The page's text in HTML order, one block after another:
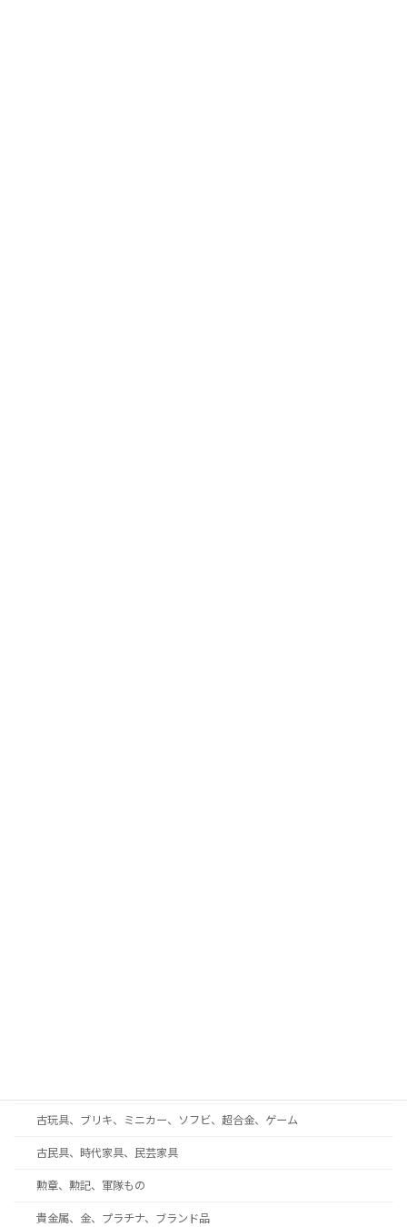
古玩具、ブリキ、ミニカー、ソフビ、超合金、ゲーム
古民具、時代家具、民芸家具
勲章、勲記、軍隊もの
貴金属、金、プラチナ、ブランド品